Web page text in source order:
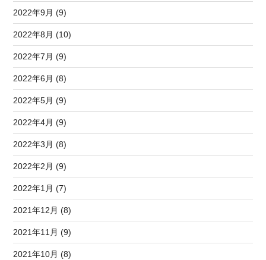
2022年9月 (9)
2022年8月 (10)
2022年7月 (9)
2022年6月 (8)
2022年5月 (9)
2022年4月 (9)
2022年3月 (8)
2022年2月 (9)
2022年1月 (7)
2021年12月 (8)
2021年11月 (9)
2021年10月 (8)